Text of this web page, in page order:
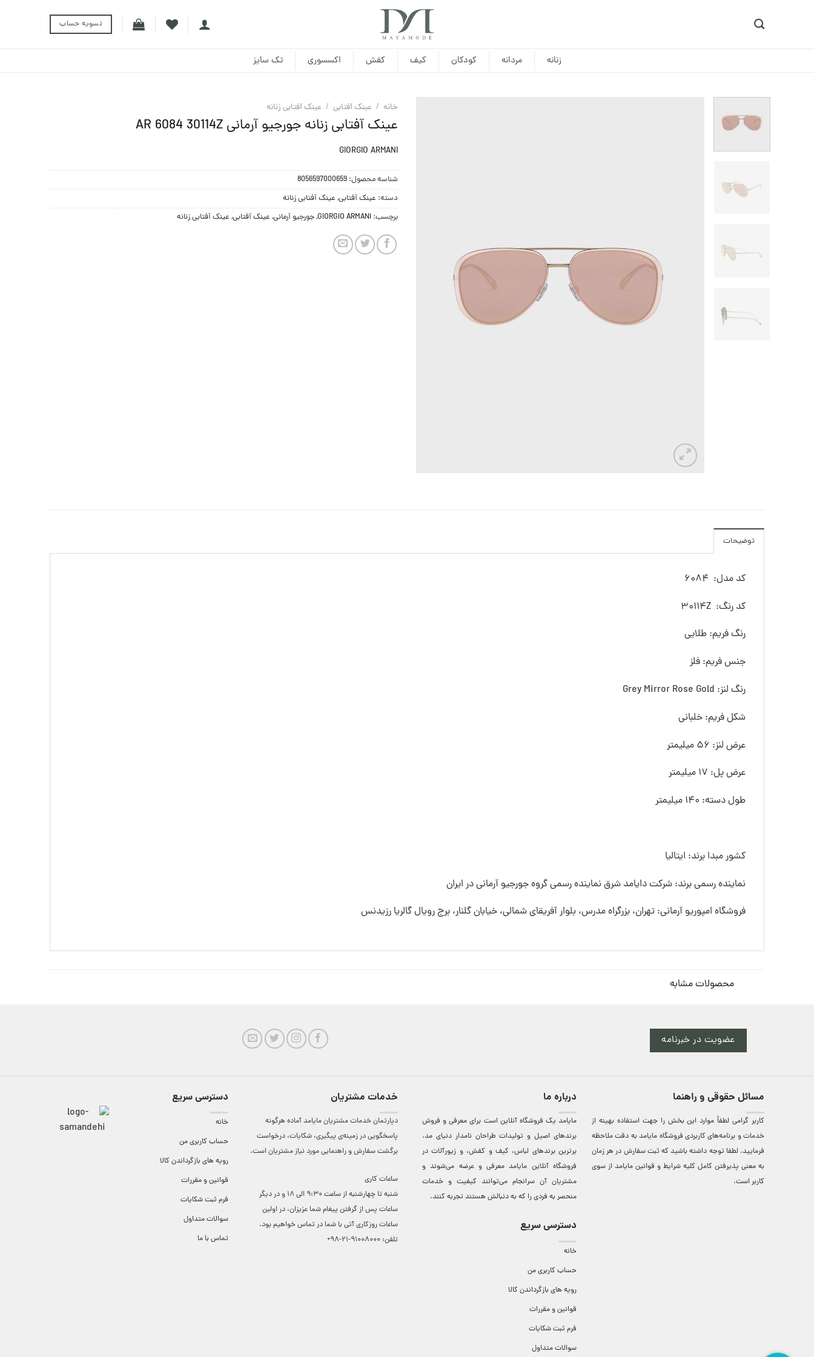
تسویه حساب
زنانه مردانه کودکان کیف کفش اکسسوری تک سایز
خانه / عینک آفتابی / عینک آفتابی زنانه
عینک آفتابی زنانه جورجیو آرمانی AR 6084 30114Z
GIORGIO ARMANI
شناسه محصول: 8056597000659
دسته: عینک آفتابی, عینک آفتابی زنانه
برچسب: GIORGIO ARMANI
,جورجیو آرمانی, عینک آفتابی, عینک آفتابی زنانه
توضیحات
کد مدل: 6084
کد رنگ: 30114Z
رنگ فريم: طلایی
جنس فريم: فلز
رنگ لنز: Grey Mirror Rose Gold
شکل فريم: خلبانی
عرض لنز: 56 ميليمتر
عرض پل: 17 ميليمتر
طول دسته: 140 ميليمتر
کشور مبدا برند: ایتالیا
نماینده رسمی برند: شرکت دایامد شرق نماینده رسمی گروه جورجیو آرمانی در ایران
فروشگاه امپوریو آرمانی: تهران، بزرگراه مدرس، بلوار آفریقای شمالی، خیابان گلنار، برج رویال گالریا رزیدنس
محصولات مشابه
عضویت در خبرنامه
مسائل حقوقی و راهنما
کاربر گرامی لطفاً موارد این بخش را جهت استفاده بهینه از
خدمات و برنامه‌‏های کاربردی فروشگاه مایامد به دقت ملاحظه
فرمایید. لطفا توجه داشته باشید که ثبت سفارش در هر زمان
به معنی پذیرفتن کامل کلیه شرایط و قوانین مایامد از سوی
کاربر است.
درباره ما
مایامد يک فروشگاه آنلاين است برای معرفی و فروش
برندهای اصيل و توليدات طراحان نامدار دنيای مد.
برترين‌ برندهای لباس، کيف و کفش، و زيورآلات در
فروشگاه آنلاين مایامد معرفی و عرضه می‌شوند و
مشتريان آن سرانجام می‌توانند کيفيت و خدمات
منحصر به فردی را که به دنبالش هستند تجربه کنند.
دسترسی سریع
خانه
حساب کاربری من
رویه های بازگرداندن کالا
قوانین و مقررات
فرم ثبت شکایات
سوالات متداول
خدمات مشتریان
دپارتمان خدمات مشتریان مایامد آماده هرگونه
پاسخگویی در زمینه‌ی پیگیری، شکایات، درخواست
برگشت سفارش و راهنمایی مورد نیاز مشتریان است.
ساعات کاری
شنبه تا چهارشنبه از ساعت 9:30 الی 18 و در دیگر
ساعات ‌پس از گرفتن پیغام شما عزیزان، در اولین
ساعات روزکاری آتی با شما در تماس خواهیم بود.
تلفن: 91008000-21-98+
دسترسی سریع
خانه
حساب کاربری من
رویه های بازگرداندن کالا
قوانین و مقررات
فرم ثبت شکایات
سوالات متداول
تماس با ما